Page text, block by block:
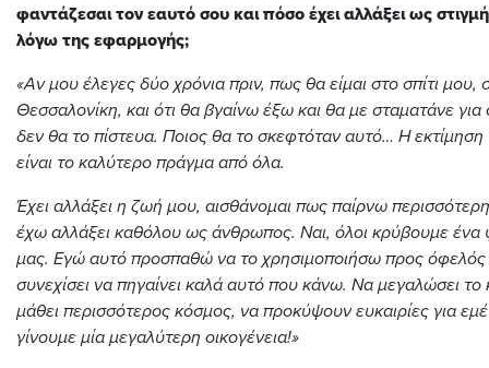
φαντάζεσαι τον εαυτό σου και πόσο έχει αλλάξει ως
λόγω της εφαρμογής;
«Αν μου έλεγες δύο χρόνια πριν, πως θα είμαι στο σπίτι μου,
Θεσσαλονίκη, και ότι θα βγαίνω έξω και θα με σταματάνε
δεν θα το πίστευα. Ποιος θα το σκεφτόταν αυτό… Η
είναι το καλύτερο πράγμα από όλα.
Έχει αλλάξει η ζωή μου, αισθάνομαι πως παίρνω
έχω αλλάξει καθόλου ως άνθρωπος. Ναι, όλοι κρύβουμε ένα
μας. Εγώ αυτό προσπαθώ να το χρησιμοποιήσω προς
συνεχίσει να πηγαίνει καλά αυτό που κάνω. Να μεγαλώσει το
μάθει περισσότερος κόσμος, να προκύψουν ευκαιρίες για
γίνουμε μία μεγαλύτερη οικογένεια!»